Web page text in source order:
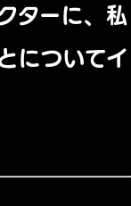
ターに、私
についてイ